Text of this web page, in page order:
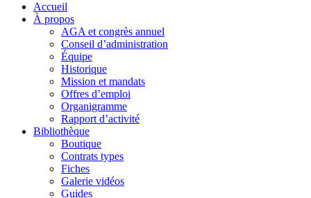
Accueil
À propos
AGA et congrès annuel
Conseil d’administration
Équipe
Historique
Mission et mandats
Offres d’emploi
Organigramme
Rapport d’activité
Bibliothèque
Boutique
Contrats types
Fiches
Galerie vidéos
Guides